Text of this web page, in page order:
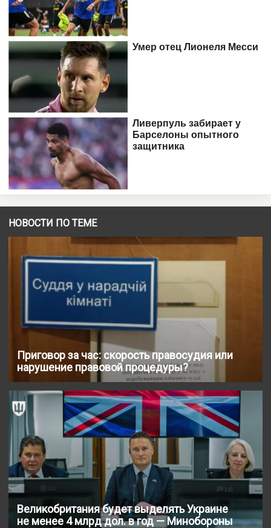
НОВОСТИ ПО ТЕМЕ
Приговор за час: скорость правосудия или
нарушение правовой процедуры?
Великобритания будет выделять Украине
не менее 4 млрд дол. в год — Минобороны